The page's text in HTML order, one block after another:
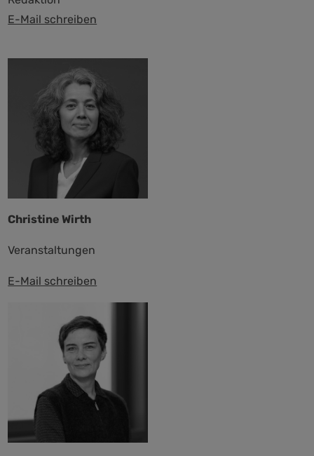
E-Mail schreiben
Christine Wirth
Veranstaltungen
E-Mail schreiben